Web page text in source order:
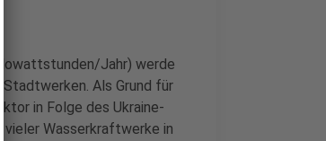
Jahr) werde
Als Grund für
in Folge des Ukraine-
Wasserkraftwerke in